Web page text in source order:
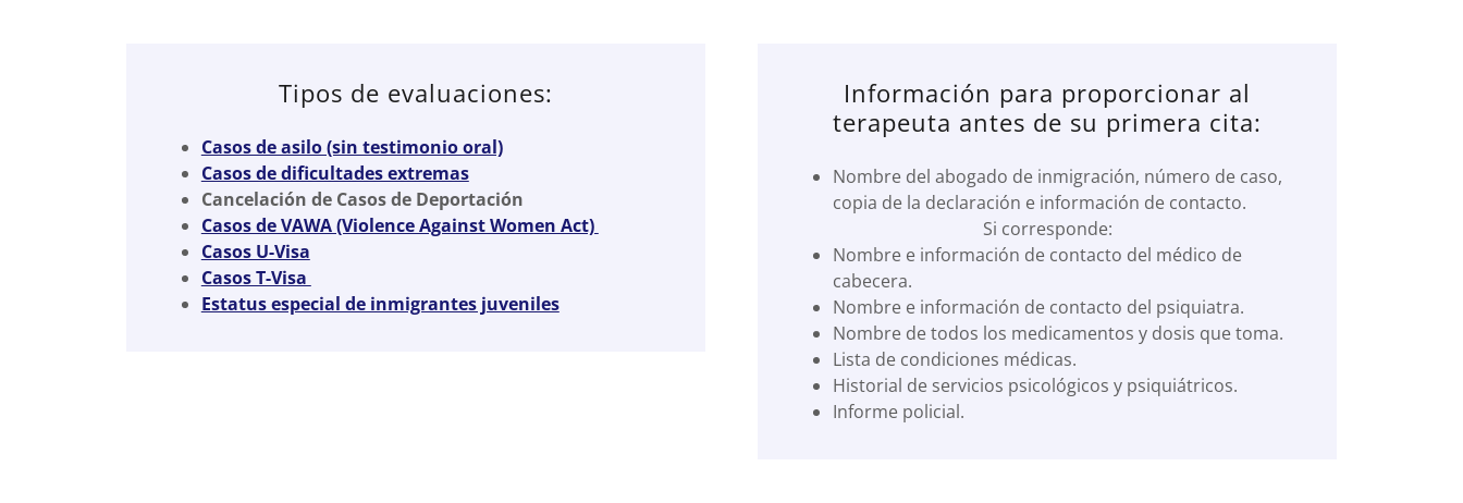
Tipos de evaluaciones:
Casos de asilo (sin testimonio oral)
Casos de dificultades extremas
Cancelación de Casos de Deportación
Casos de VAWA (Violence Against Women Act)
Casos U-Visa
Casos T-Visa
Estatus especial de inmigrantes juveniles
Información para proporcionar al
terapeuta antes de su primera cita:
Nombre del abogado de inmigración, número de caso,
copia de la declaración e información de contacto.
Si corresponde:
Nombre e información de contacto del médico de
cabecera.
Nombre e información de contacto del psiquiatra.
Nombre de todos los medicamentos y dosis que toma.
Lista de condiciones médicas.
Historial de servicios psicológicos y psiquiátricos.
Informe policial.